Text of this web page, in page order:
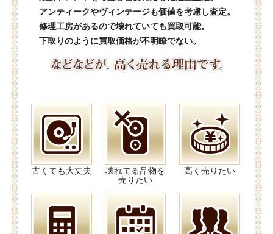
アンティークやヴィンテージも価値を考慮し査定。
修理工房があるので壊れていても買取可能。
下取りのように買取価格が不明瞭でない。
古くても大丈夫
壊れてる品物を
売りたい
高く売りたい